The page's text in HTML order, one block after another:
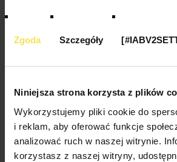
Zgoda Szczegóły
Niniejsza strona korzysta z plików
Wykorzystujemy pliki cookie do
i reklam, aby oferować funkcje
analizować ruch w naszej witrynie.
korzystasz z naszej witryny,
doskonale komponuje się w przestrzeń
rozwiązania są relatywnie niewielkie
również krótki czas realizacji
bowiem kilka, maksymalnie kilkanaście